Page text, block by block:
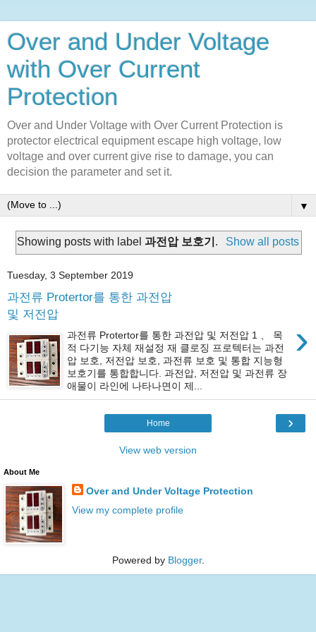
Over and Under Voltage
with Over Current
Protection
Over and Under Voltage with Over Current Protection is
protector electrical equipment escape high voltage, low
voltage and over current give rise to damage, you can
decision the parameter and set it.
▼
Showing posts with label과전압 보호기 . Show all posts
Tuesday, 3 September 2019
과전류 Protertor를 통한 과전압
및 저전압
›
과전류 Protertor를 통한 과전압 및 저전압 1 、 목
적 다기능 자체 재설정 재 클로징 프로텍터는 과전
압 보호, 저전압 보호, 과전류 보호 및 통합 지능형 ​​
보호기를 통합합니다. 과전압, 저전압 및 과전류 장
애물이 라인에 나타나면이 제...
›
Home
View web version
About Me
Over and Under Voltage Protection
View my complete profile
Powered by Blogger.